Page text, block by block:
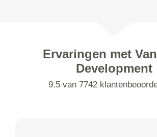
Ervaringen met
Development
9.5 van 7742